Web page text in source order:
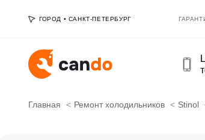
ГОРОД • САНКТ-ПЕТЕРБУРГ
Главная Ремонт холодильников Stinol